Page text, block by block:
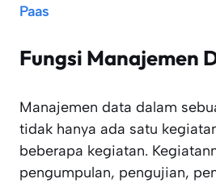
Paas
Fungsi Manajemen
Manajemen data dalam
tidak hanya ada satu
beberapa kegiatan.
pengumpulan, pengujian,